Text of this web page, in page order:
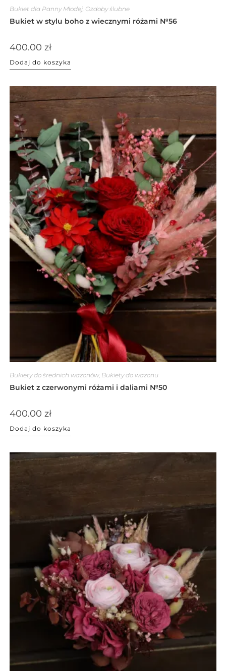
Bukiet dla Panny Młodej, Ozdoby ślubne
Bukiet w stylu boho z wiecznymi różami №56
400.00 zł
Dodaj do koszyka
Bukiety do średnich wazonów, Bukiety do wazonu
Bukiet z czerwonymi różami i daliami №50
400.00 zł
Dodaj do koszyka